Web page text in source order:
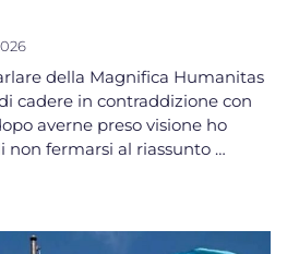
della Magnifica Humanitas
cadere in contraddizione con
averne preso visione ho
fermarsi al riassunto …